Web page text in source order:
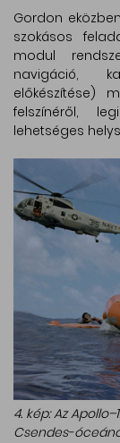
Gordon
szokásos
modul
navigáció,
előkészítése)
felszínéről,
lehetséges
4. kép: Az
Csendes-